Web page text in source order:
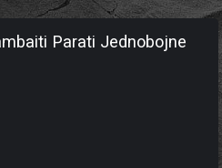
Parati Jednobojne